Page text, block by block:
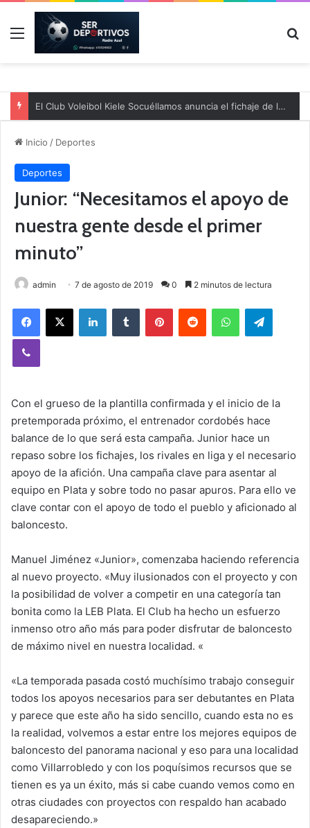
Menú
El Club Voleibol Kiele Socuéllamos anuncia el fichaje de la central norteamericana Morgan Thurlow para la temporada 2026/2027
Inicio / Deportes
Deportes
Junior: “Necesitamos el apoyo de
nuestra gente desde el primer
minuto”
admin 7 de agosto de 2019 0 2 minutos de lectura
Con el grueso de la plantilla confirmada y el inicio de la
pretemporada próximo, el entrenador cordobés hace
balance de lo que será esta campaña. Junior hace un
repaso sobre los fichajes, los rivales en liga y el necesario
apoyo de la afición. Una campaña clave para asentar al
equipo en Plata y sobre todo no pasar apuros. Para ello ve
clave contar con el apoyo de todo el pueblo y aficionado al
baloncesto.
Manuel Jiménez «Junior», comenzaba haciendo referencia
al nuevo proyecto. «Muy ilusionados con el proyecto y con
la posibilidad de volver a competir en una categoría tan
bonita como la LEB Plata. El Club ha hecho un esfuerzo
inmenso otro año más para poder disfrutar de baloncesto
de máximo nivel en nuestra localidad. «
«La temporada pasada costó muchísimo trabajo conseguir
todos los apoyos necesarios para ser debutantes en Plata
y parece que este año ha sido sencillo, cuando esta no es
la realidad, volvemos a estar entre los mejores equipos de
baloncesto del panorama nacional y eso para una localidad
como Villarrobledo y con los poquísimos recursos que se
tienen es ya un éxito, más si cabe cuando vemos como en
otras ciudades con proyectos con respaldo han acabado
desapareciendo.»